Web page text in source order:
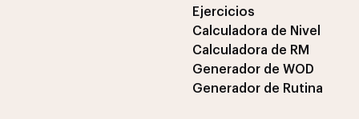
Ejercicios
Calculadora de Nivel
Calculadora de RM
Generador de WOD
Generador de Rutina